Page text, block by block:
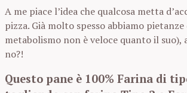
A me piace l’idea che qualcosa metta
pizza. Già molto spesso abbiamo
metabolismo non è veloce quanto il
no?!
Questo pane è 100% Farina di